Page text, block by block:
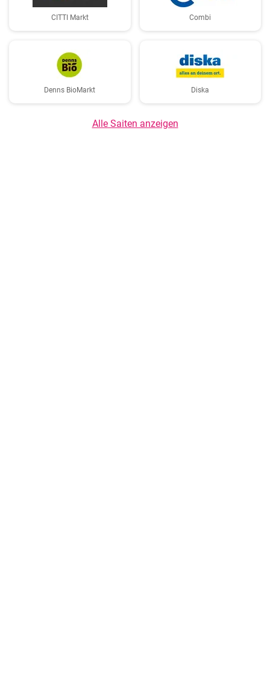
CITTI Markt Combi
Denns BioMarkt Diska
Alle Saiten anzeigen